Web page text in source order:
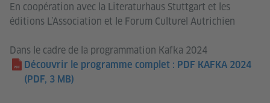
En coopération avec la Literaturhaus Stuttgart et les
éditions L’Association et le Forum Culturel Autrichien
Dans le cadre de la programmation Kafka 2024
Découvrir le programme complet : PDF KAFKA 2024
(PDF, 3 MB)